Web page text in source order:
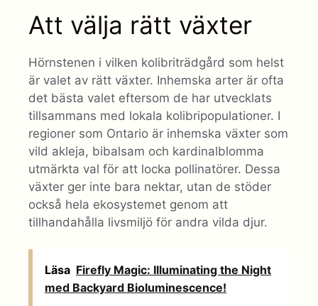
Att välja rätt växter
Hörnstenen i vilken kolibriträdgård som helst
är valet av rätt växter. Inhemska arter är ofta
det bästa valet eftersom de har utvecklats
tillsammans med lokala kolibripopulationer. I
regioner som Ontario är inhemska växter som
vild akleja, bibalsam och kardinalblomma
utmärkta val för att locka pollinatörer. Dessa
växter ger inte bara nektar, utan de stöder
också hela ekosystemet genom att
tillhandahålla livsmiljö för andra vilda djur.
Läsa Firefly Magic: Illuminating the Night
med Backyard Bioluminescence!